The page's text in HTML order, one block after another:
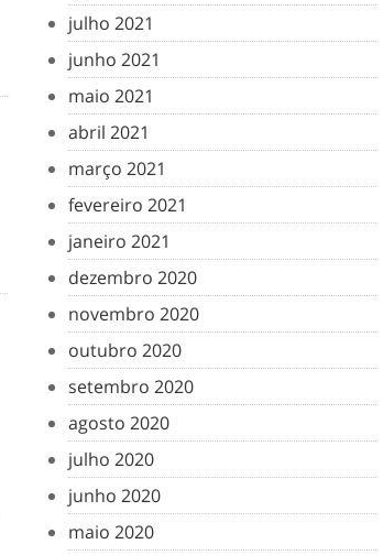
julho 2021
junho 2021
maio 2021
abril 2021
março 2021
fevereiro 2021
janeiro 2021
dezembro 2020
novembro 2020
outubro 2020
setembro 2020
agosto 2020
julho 2020
junho 2020
maio 2020